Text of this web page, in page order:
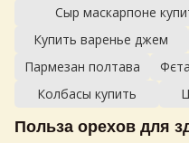
Сыр маскарпоне
Купить варенье джем
Пармезан полтава
Фєта
Колбасы купить
Польза орехов для